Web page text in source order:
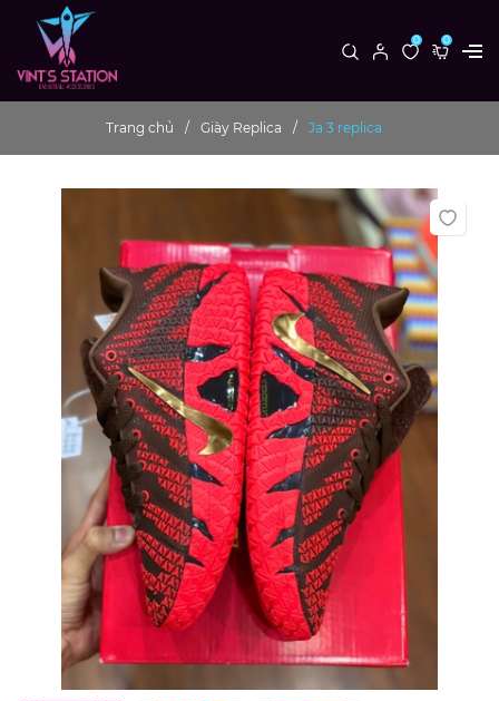
0 0
Trang chủ Giày Replica Ja 3 replica